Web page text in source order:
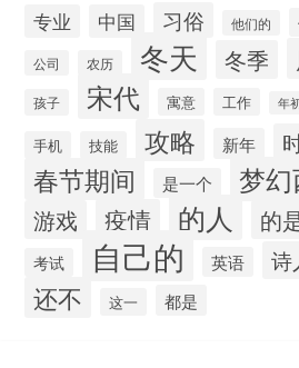
专业 中国 习俗 他们的
公司 农历 冬天 冬季
孩子 宋代 寓意 工作 年
手机 技能 攻略 新年
春节期间 是一个 梦
游戏 疫情 的人 的
考试
自己的 英语 诗
还不 这一 都是